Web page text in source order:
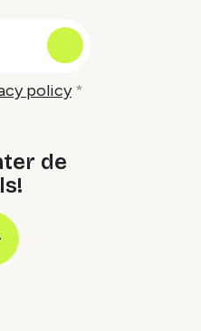
policy
de